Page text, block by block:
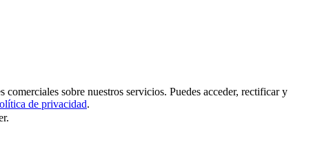
sobre nuestros servicios. Puedes acceder, rectificar y
de privacidad.